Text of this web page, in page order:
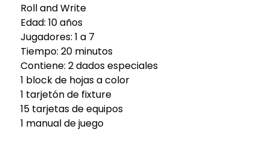
Roll and Write
Edad: 10 años
Jugadores: 1 a 7
Tiempo: 20 minutos
Contiene: 2 dados especiales
1 block de hojas a color
1 tarjetón de fixture
15 tarjetas de equipos
1 manual de juego